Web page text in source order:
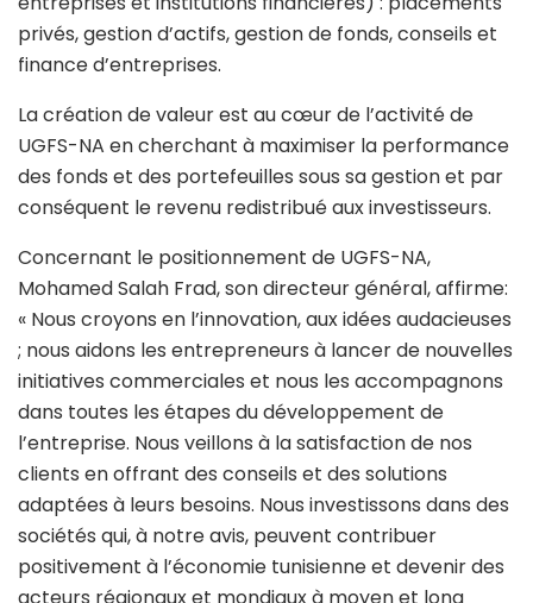
privés, gestion d’actifs, gestion de fonds, conseils et
finance d’entreprises.
La création de valeur est au cœur de l’activité de
UGFS-NA en cherchant à maximiser la performance
des fonds et des portefeuilles sous sa gestion et par
conséquent le revenu redistribué aux investisseurs.
Concernant le positionnement de UGFS-NA,
Mohamed Salah Frad, son directeur général, affirme:
« Nous croyons en l’innovation, aux idées audacieuses
; nous aidons les entrepreneurs à lancer de nouvelles
initiatives commerciales et nous les accompagnons
dans toutes les étapes du développement de
l’entreprise. Nous veillons à la satisfaction de nos
clients en offrant des conseils et des solutions
adaptées à leurs besoins. Nous investissons dans des
sociétés qui, à notre avis, peuvent contribuer
positivement à l’économie tunisienne et devenir des
acteurs régionaux et mondiaux à moyen et long